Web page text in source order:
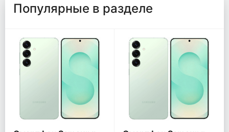
Популярные в разделе